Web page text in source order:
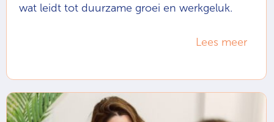
wat leidt tot duurzame groei en werkgeluk.
Lees meer